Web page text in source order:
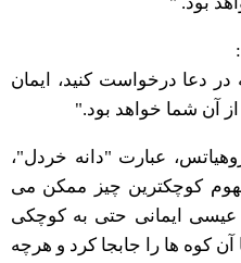
دعا درخواست کنيد، ايمان
از آن شما خواهد بود."
زوهیاتس، عبارت "دانه خردل"،
کوچکترین چیز ممکن می
ایمانی حتی به کوچکی
کوه ها را جابجا کرد و هرچه